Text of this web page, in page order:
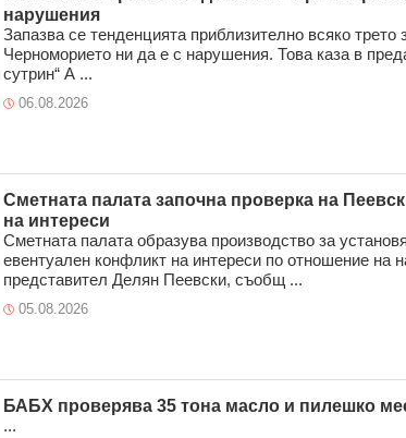
нарушения
Запазва се тенденцията приблизително всяко трето
Черноморието ни да е с нарушения. Това каза в
сутрин“ А ...
06.08.2026
Сметната палата започна проверка на
на интереси
Сметната палата образува производство за
евентуален конфликт на интереси по отношение на
представител Делян Пеевски, съобщ ...
05.08.2026
БАБХ проверява 35 тона масло и пилешко
...